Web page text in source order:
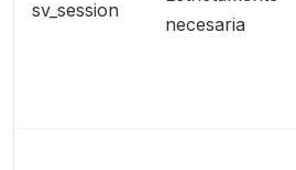
sv_session
necesaria